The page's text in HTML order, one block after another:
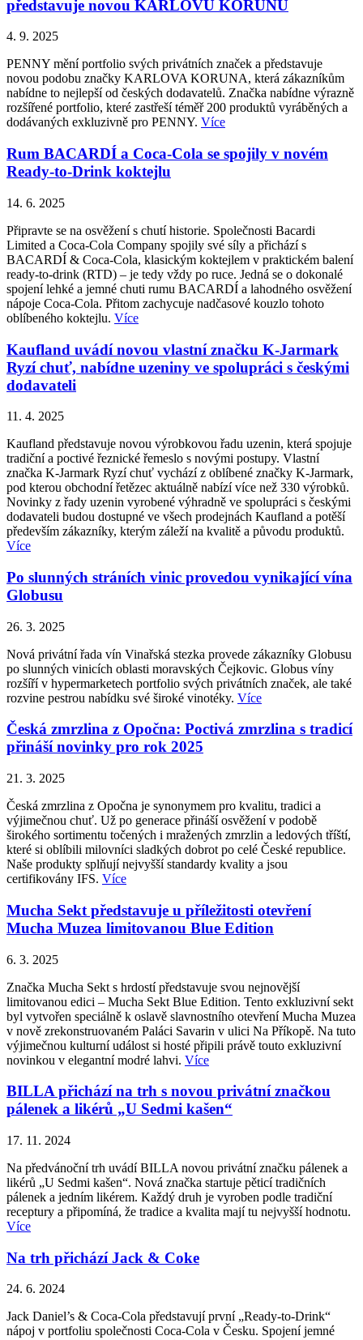
představuje novou KARLOVU KORUNU
4. 9. 2025
PENNY mění portfolio svých privátních značek a představuje
novou podobu značky KARLOVA KORUNA, která zákazníkům
nabídne to nejlepší od českých dodavatelů. Značka nabídne výrazně
rozšířené portfolio, které zastřeší téměř 200 produktů vyráběných a
dodávaných exkluzivně pro PENNY. Více
Rum BACARDÍ a Coca-Cola se spojily v novém
Ready-to-Drink koktejlu
14. 6. 2025
Připravte se na osvěžení s chutí historie. Společnosti Bacardi
Limited a Coca-Cola Company spojily své síly a přichází s
BACARDÍ & Coca-Cola, klasickým koktejlem v praktickém balení
ready-to-drink (RTD) – je tedy vždy po ruce. Jedná se o dokonalé
spojení lehké a jemné chuti rumu BACARDÍ a lahodného osvěžení
nápoje Coca-Cola. Přitom zachycuje nadčasové kouzlo tohoto
oblíbeného koktejlu. Více
Kaufland uvádí novou vlastní značku K-Jarmark
Ryzí chuť, nabídne uzeniny ve spolupráci s českými
dodavateli
11. 4. 2025
Kaufland představuje novou výrobkovou řadu uzenin, která spojuje
tradiční a poctivé řeznické řemeslo s novými postupy. Vlastní
značka K-Jarmark Ryzí chuť vychází z oblíbené značky K-Jarmark,
pod kterou obchodní řetězec aktuálně nabízí více než 330 výrobků.
Novinky z řady uzenin vyrobené výhradně ve spolupráci s českými
dodavateli budou dostupné ve všech prodejnách Kaufland a potěší
především zákazníky, kterým záleží na kvalitě a původu produktů.
Více
Po slunných stráních vinic provedou vynikající vína
Globusu
26. 3. 2025
Nová privátní řada vín Vinařská stezka provede zákazníky Globusu
po slunných vinicích oblasti moravských Čejkovic. Globus víny
rozšíří v hypermarketech portfolio svých privátních značek, ale také
rozvine pestrou nabídku své široké vinotéky. Více
Česká zmrzlina z Opočna: Poctivá zmrzlina s tradicí
přináší novinky pro rok 2025
21. 3. 2025
Česká zmrzlina z Opočna je synonymem pro kvalitu, tradici a
výjimečnou chuť. Už po generace přináší osvěžení v podobě
širokého sortimentu točených i mražených zmrzlin a ledových tříští,
které si oblíbili milovníci sladkých dobrot po celé České republice.
Naše produkty splňují nejvyšší standardy kvality a jsou
certifikovány IFS. Více
Mucha Sekt představuje u příležitosti otevření
Mucha Muzea limitovanou Blue Edition
6. 3. 2025
Značka Mucha Sekt s hrdostí představuje svou nejnovější
limitovanou edici – Mucha Sekt Blue Edition. Tento exkluzivní sekt
byl vytvořen speciálně k oslavě slavnostního otevření Mucha Muzea
v nově zrekonstruovaném Paláci Savarin v ulici Na Příkopě. Na tuto
výjimečnou kulturní událost si hosté připili právě touto exkluzivní
novinkou v elegantní modré lahvi. Více
BILLA přichází na trh s novou privátní značkou
pálenek a likérů „U Sedmi kašen“
17. 11. 2024
Na předvánoční trh uvádí BILLA novou privátní značku pálenek a
likérů „U Sedmi kašen“. Nová značka startuje pěticí tradičních
pálenek a jedním likérem. Každý druh je vyroben podle tradiční
receptury a připomíná, že tradice a kvalita mají tu nejvyšší hodnotu.
Více
Na trh přichází Jack & Coke
24. 6. 2024
Jack Daniel’s & Coca-Cola představují první „Ready-to-Drink“
nápoj v portfoliu společnosti Coca-Cola v Česku. Spojení jemné